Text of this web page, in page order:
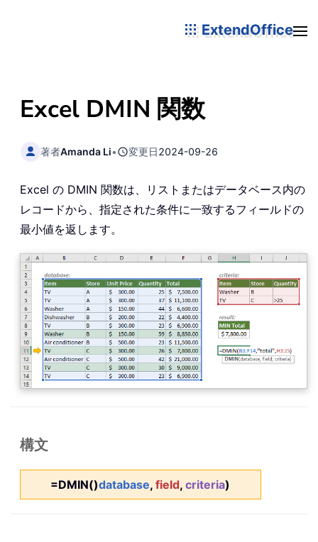
ExtendOffice
Excel DMIN 関数
著者Amanda Li• 変更日2024-09-26
Excel の DMIN 関数は、リストまたはデータベース内の
レコードから、指定された条件に一致するフィールドの
最小値を返します。
構文
=DMIN()database,field,criteria)